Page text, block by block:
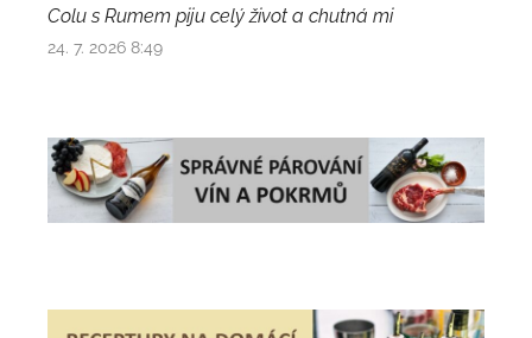
Colu s Rumem piju celý život a chutná mi
24. 7. 2026 8:49